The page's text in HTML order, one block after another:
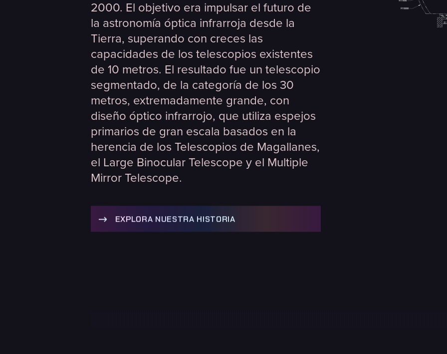
2000. El objetivo era impulsar el futuro de
la astronomía óptica infrarroja desde la
Tierra, superando con creces las
capacidades de los telescopios existentes
de 10 metros. El resultado fue un telescopio
segmentado, de la categoría de los 30
metros, extremadamente grande, con
diseño óptico infrarrojo, que utiliza espejos
primarios de gran escala basados en la
herencia de los Telescopios de Magallanes,
el Large Binocular Telescope y el Multiple
Mirror Telescope.
EXPLORA NUESTRA HISTORIA